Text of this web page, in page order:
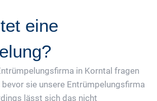
eine
in Korntal fragen
bevor sie unsere Entrümpelungsfirma
lässt sich das nicht